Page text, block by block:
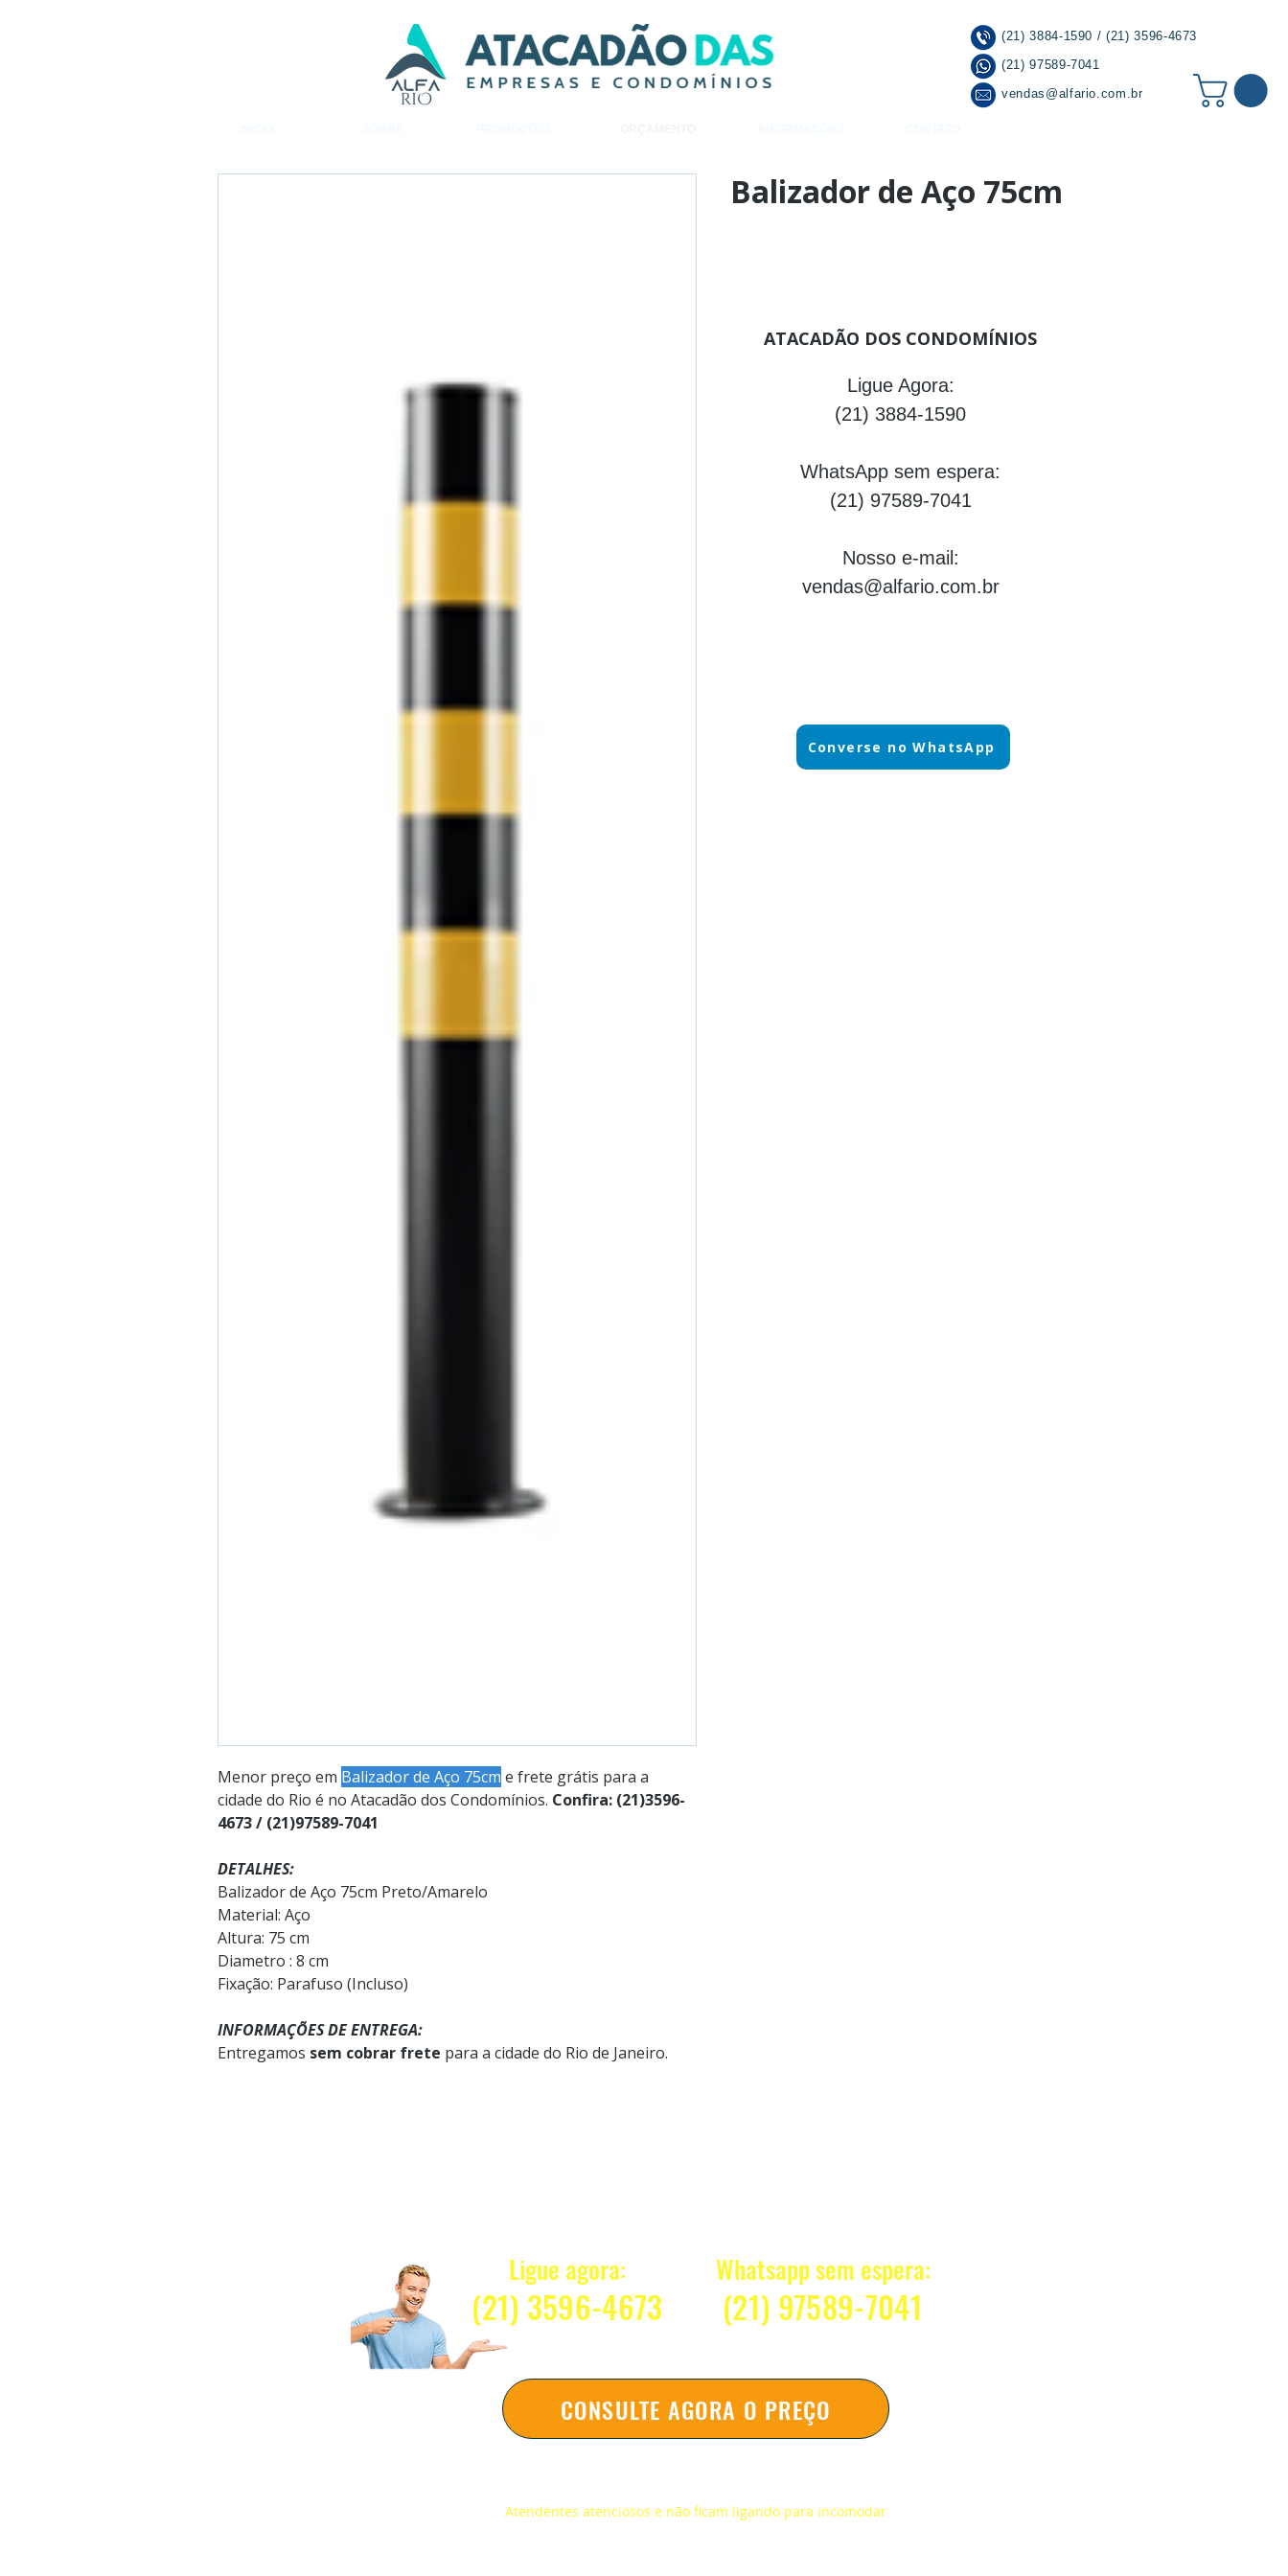
(21) 3884-1590 / (21) 3596-4673
(21) 97589-7041
vendas@alfario.com.br
Menor preço em Balizador de Aço 75cm e frete grátis para a
cidade do Rio é no Atacadão dos Condomínios. Confira: (21)3596-
4673 / (21)97589-7041
DETALHES:
Balizador de Aço 75cm Preto/Amarelo
Material: Aço
Altura: 75 cm
Diametro : 8 cm
Fixação: Parafuso (Incluso)
INFORMAÇÕES DE ENTREGA:
Entregamos sem cobrar frete para a cidade do Rio de Janeiro.
Balizador de Aço 75cm
ATACADÃO DOS CONDOMÍNIOS
Ligue Agora:
(21) 3884-1590
WhatsApp sem espera:
(21) 97589-7041
Nosso e-mail:
vendas@alfario.com.br
Converse no WhatsApp
Ligue agora:
(21) 3596-4673
Whatsapp sem espera:
(21) 97589-7041
CONSULTE AGORA O PREÇO
Atendentes atenciosos e não ficam ligando para incomodar